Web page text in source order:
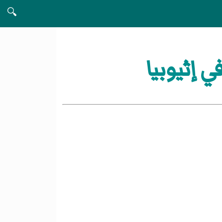
🔍
إثيوبيا